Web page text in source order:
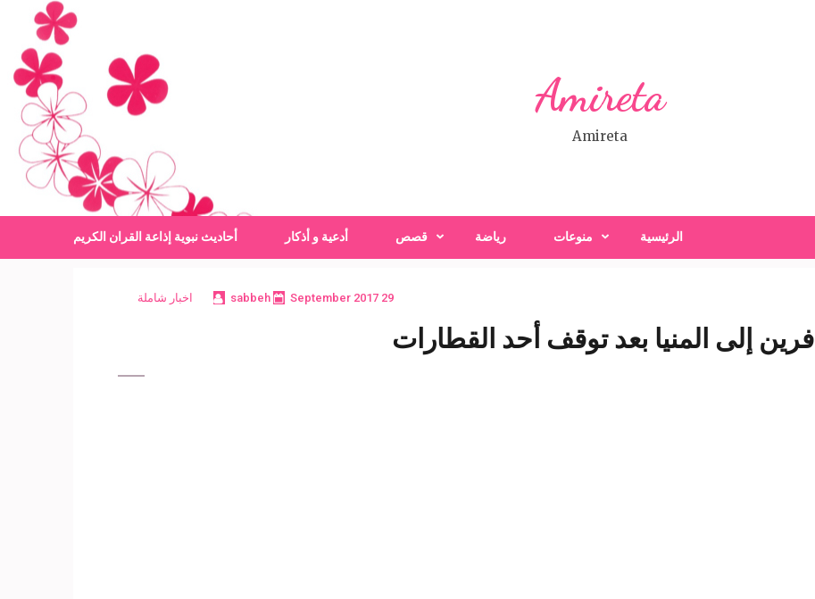
Amireta
Amireta
الرئيسية منوعات رياضة قصص أدعية و أذكار أحاديث نبوية إذاعة القران الكريم
29 September 2017
sabbeh اخبار شاملة
إلى المنيا بعد توقف أحد القطارات